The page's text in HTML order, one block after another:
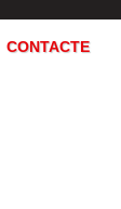
CONTACTE